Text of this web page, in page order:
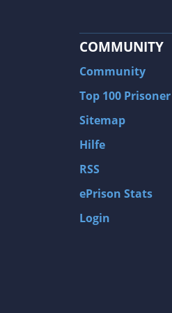
COMMUNITY
Community
Top 100 Prisoner
Sitemap
Hilfe
RSS
ePrison Stats
Login